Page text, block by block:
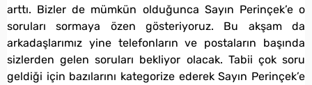
arttı. Bizler de mümkün olduğunca Sayın Perinçek’e o
soruları sormaya özen gösteriyoruz. Bu akşam da
arkadaşlarımız yine telefonların ve postaların başında
sizlerden gelen soruları bekliyor olacak. Tabii çok soru
geldiği için bazılarını kategorize ederek Sayın Perinçek’e